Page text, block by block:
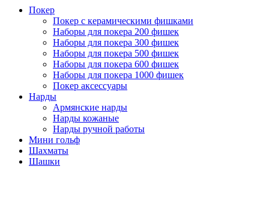
Покер
Покер с керамическими фишками
Наборы для покера 200 фишек
Наборы для покера 300 фишек
Наборы для покера 500 фишек
Наборы для покера 600 фишек
Наборы для покера 1000 фишек
Покер аксессуары
Нарды
Армянские нарды
Нарды кожаные
Нарды ручной работы
Мини гольф
Шахматы
Шашки